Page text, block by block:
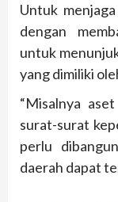
Untuk
dengan
untuk
yang dimiliki
“Misalnya
surat-surat
perlu
daerah dapat